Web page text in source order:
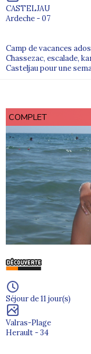
CASTELJAU
Ardeche - 07
Camp de vacances
Chassezac, escalade,
Casteljau pour une
COMPLET
Séjour de 11 jour(s)
Valras-Plage
Herault - 34